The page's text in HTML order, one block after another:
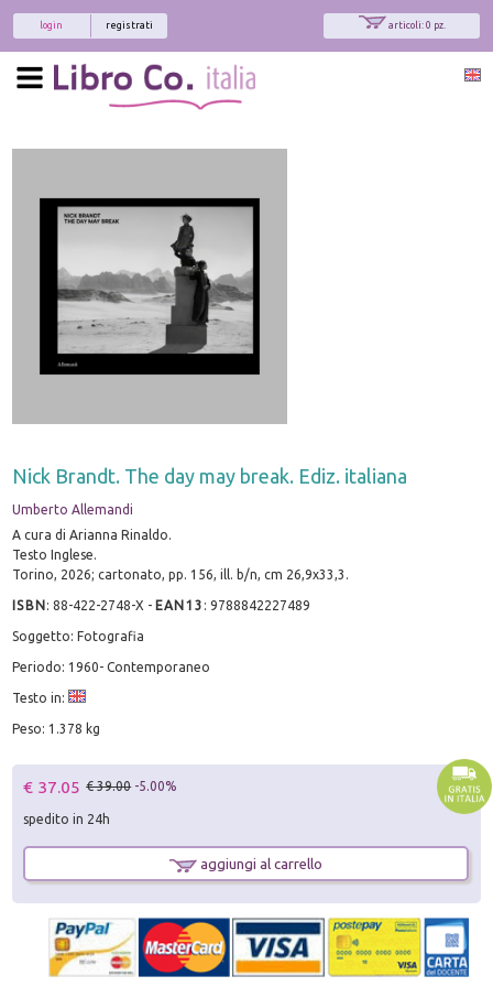
articoli: 0 pz.
registrati
login
Nick Brandt. The day may break. Ediz. italiana
Umberto Allemandi
A cura di Arianna Rinaldo.
Testo Inglese.
Torino, 2026; cartonato, pp. 156, ill. b/n, cm 26,9x33,3.
ISBN:88-422-2748-X - EAN13 :9788842227489
Soggetto: Fotografia
Periodo: 1960- Contemporaneo
Testo in:
Peso: 1.378 kg
€ 37.05 € 39.00 -5.00%
spedito in 24h
aggiungi al carrello